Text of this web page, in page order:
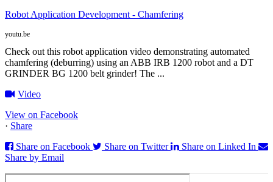
Robot Application Development - Chamfering
youtu.be
Check out this robot application video demonstrating automated
chamfering (deburring) using an ABB IRB 1200 robot and a DT
GRINDER BG 1200 belt grinder! The ...
Video
View on Facebook
· Share
Share on Facebook
Share on Twitter
Share on Linked In
Share by Email